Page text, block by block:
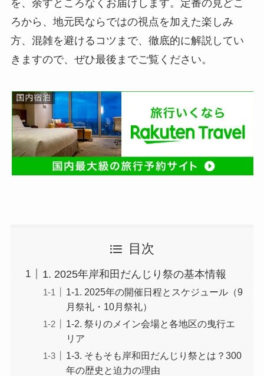
を、余すところなくお届けします。定番の見どこ
ろから、地元民ならではの視点を加えた楽しみ
方、混雑を避けるコツまで、徹底的に解説してい
きますので、ぜひ最後までご覧ください。
目次
1. 2025年岸和田だんじり祭の基本情報
1-1. 2025年の開催日程とスケジュール（9
月祭礼・10月祭礼）
1-2. 祭りのメイン会場と各地区の曳行エ
リア
1-3. そもそも岸和田だんじり祭とは？300
年の歴史と迫力の理由